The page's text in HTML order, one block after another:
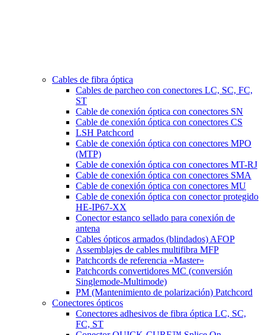
Cables de fibra óptica
Cables de parcheo con conectores LC, SC, FC,
ST
Cable de conexión óptica con conectores SN
Cable de conexión óptica con conectores CS
LSH Patchcord
Cable de conexión óptica con conectores MPO
(MTP)
Cable de conexión óptica con conectores MT-RJ
Cable de conexión óptica con conectores SMA
Cable de conexión óptica con conectores MU
Cable de conexión óptica con conector protegido
HE-IP67-XX
Conector estanco sellado para conexión de
antena
Cables ópticos armados (blindados) AFOP
Assemblajes de cables multifibra MFP
Patchcords de referencia «Master»
Patchcords convertidores MC (conversión
Singlemode-Multimode)
PM (Mantenimiento de polarización) Patchcord
Conectores ópticos
Conectores adhesivos de fibra óptica LC, SC,
FC, ST